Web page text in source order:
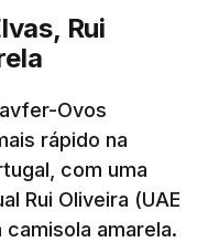
Rui
Ovos
rápido na
com uma
Rui Oliveira (UAE
amarela.